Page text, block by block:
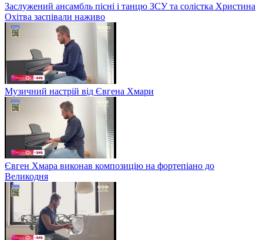
Заслужений ансамбль пісні і танцю ЗСУ та солістка Христина
Охітва заспівали наживо
Музичний настрій від Євгена Хмари
Євген Хмара виконав композицію на фортепіано до
Великодня